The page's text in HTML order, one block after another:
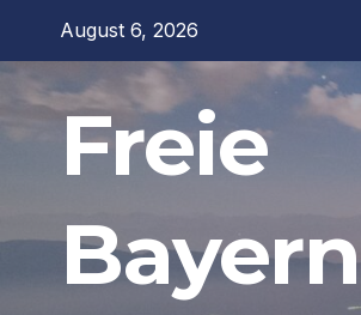
springen
August 6, 2026
Freie
Bayern